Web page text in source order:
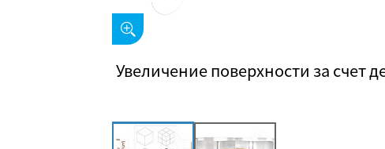
Увеличение поверхности за счет